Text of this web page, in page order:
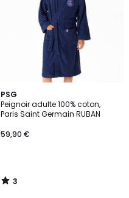
PSG
Peignoir adulte 100% coton,
Paris Saint Germain RUBAN
59,90 €
3
/
5
3
/